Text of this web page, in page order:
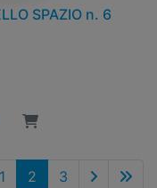
SPAZIO n. 6
1 2 3